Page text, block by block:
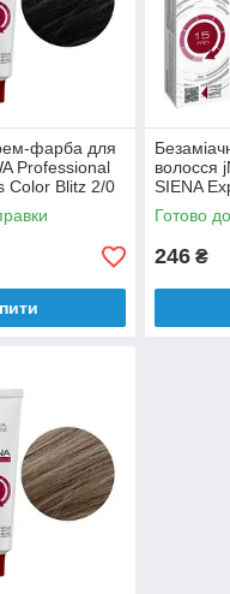
фарба для
Professional
Color Blitz 2/0
волосся
SIENA
60 мл
Готово
246 ₴